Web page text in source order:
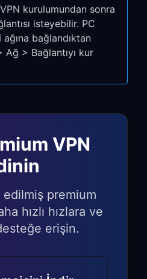
channel’ı açın
vb.)
içeriklere erişip
tam Roku OS
kurulumundan sonra
isteyebilir. PC
ağına bağlandıktan
Ağ > Bağlantıyı kur
VPN
premium
hızlı hızlara ve
erişin.